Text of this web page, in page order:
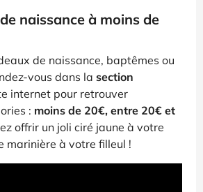
naissance à moins de
de naissance, baptêmes ou
vous dans la section
internet pour retrouver
: moins de 20€, entre 20€ et
offrir un joli ciré jaune à votre
marinière à votre filleul !